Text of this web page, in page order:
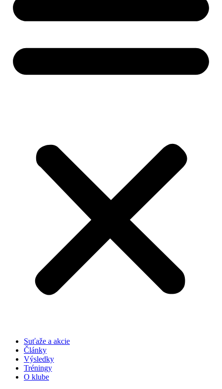
Suťaže a akcie
Články
Výsledky
Tréningy
O klube